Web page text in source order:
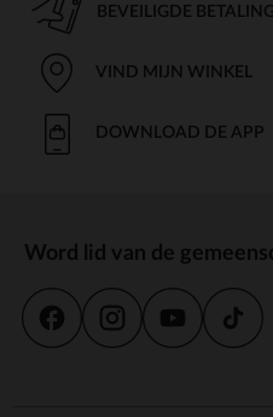
BEVEILIGDE BETALING
VIND MIJN WINKEL
DOWNLOAD DE APP
Word lid van de